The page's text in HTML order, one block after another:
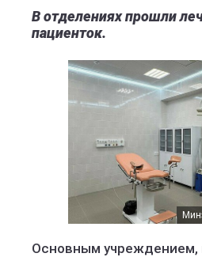
В отделениях прошли
пациенток.
Основным учреждением,